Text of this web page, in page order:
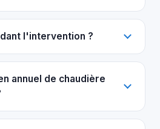
l'intervention ?
annuel de chaudière